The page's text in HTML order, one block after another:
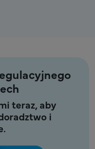
teraz, aby
i